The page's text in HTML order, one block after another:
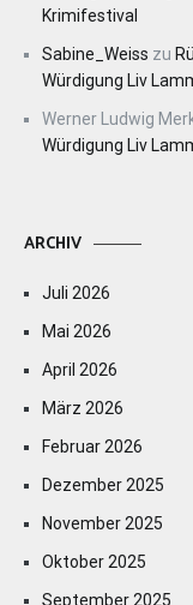
Krimifestival
Sabine_Weiss zu
Würdigung Liv
Werner Ludwig
Würdigung Liv
ARCHIV
Juli 2026
Mai 2026
April 2026
März 2026
Februar 2026
Dezember 2025
November 2025
Oktober 2025
September 2025